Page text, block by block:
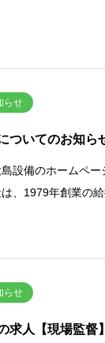
らせ
ついてのお知ら
設備のホームペ
は、1979年創業の
らせ
求人【現場監督】